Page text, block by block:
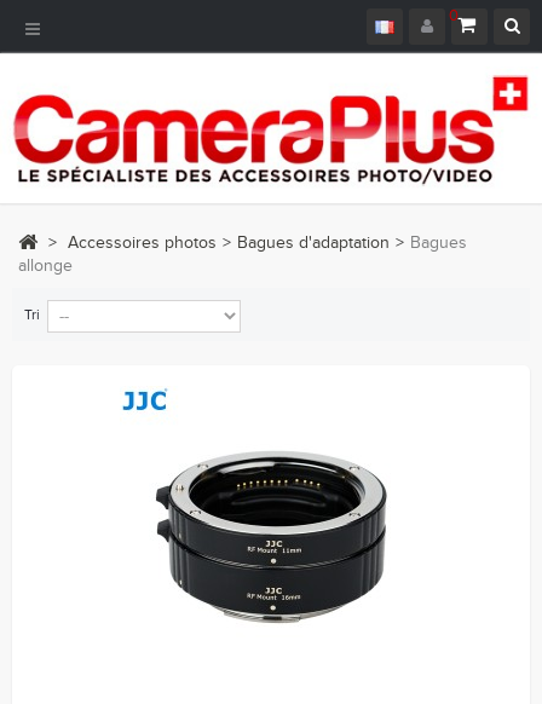
0
Navigation
bascule
> Accessoires photos > Bagues d'adaptation > Bagues
allonge
Tri